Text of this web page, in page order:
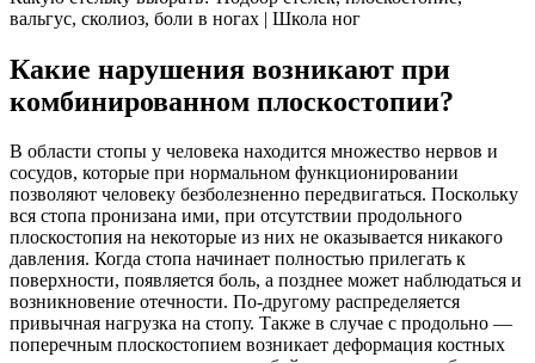
вальгус, сколиоз, боли в ногах | Школа ног
Какие нарушения возникают при
комбинированном плоскостопии?
В области стопы у человека находится множество нервов и
сосудов, которые при нормальном функционировании
позволяют человеку безболезненно передвигаться. Поскольку
вся стопа пронизана ими, при отсутствии продольного
плоскостопия на некоторые из них не оказывается никакого
давления. Когда стопа начинает полностью прилегать к
поверхности, появляется боль, а позднее может наблюдаться и
возникновение отечности. По-другому распределяется
привычная нагрузка на стопу. Также в случае с продольно —
поперечным плоскостопием возникает деформация костных